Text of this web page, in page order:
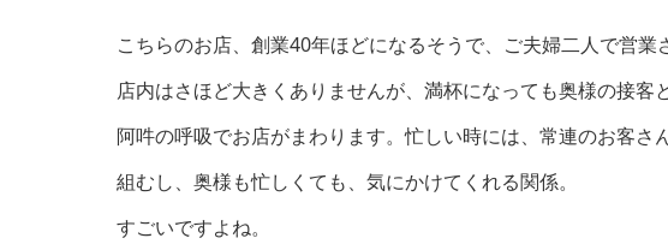
こちらのお店、創業40年ほどになるそうで、ご夫婦二人で営業
店内はさほど大きくありませんが、満杯になっても奥様の接客
阿吽の呼吸でお店がまわります。忙しい時には、常連のお客さ
組むし、奥様も忙しくても、気にかけてくれる関係。
すごいですよね。